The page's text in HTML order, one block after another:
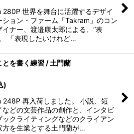
世界を舞台に活躍するデザイ
ション・ファーム「Takram」のコン
イナー、渡邉康太郎による、“表
「表現したいけれど…
とを書く練習 / 土門蘭
)
再入荷しました。 小説、短
などの文芸作品の創作と、インタビ
ックライティングなどのクライアン
方を生業とする土門蘭が…